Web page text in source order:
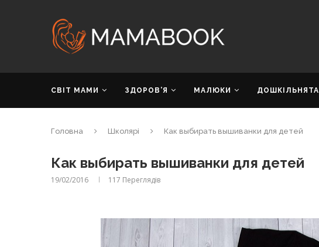
СВІТ МАМИ ЗДОРОВ’Я МАЛЮКИ ДОШКІЛЬНЯТА
Головна Школярі Как выбирать вышиванки для детей
Как выбирать вышиванки для детей
19/02/2016 117 Переглядів